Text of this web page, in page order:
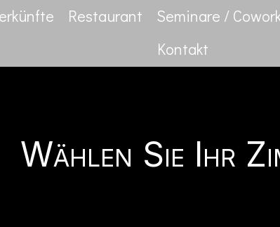
Restaurant Seminare /
Kontakt
Wählen Sie Ihr